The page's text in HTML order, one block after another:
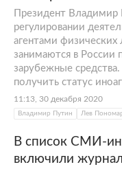
Президент Владимир
регулировании
агентами
занимаются в России
зарубежные
получить статус
11:13, 30 декабря 2020
Владимир Путин Лев
В список СМИ-
включили